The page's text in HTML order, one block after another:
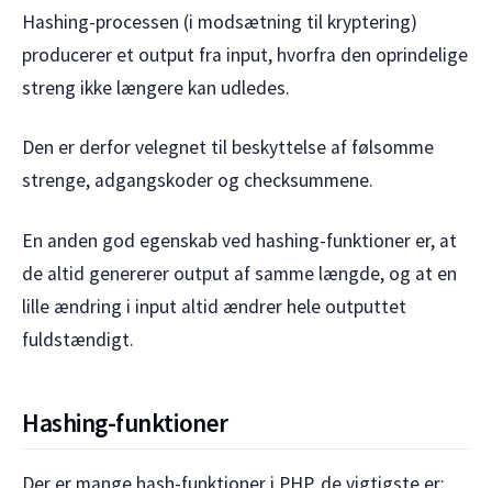
Hashing-processen (i modsætning til kryptering)
producerer et output fra input, hvorfra den oprindelige
streng ikke længere kan udledes.
Den er derfor velegnet til beskyttelse af følsomme
strenge, adgangskoder og checksummene.
En anden god egenskab ved hashing-funktioner er, at
de altid genererer output af samme længde, og at en
lille ændring i input altid ændrer hele outputtet
fuldstændigt.
Hashing-funktioner
Der er mange hash-funktioner i PHP, de vigtigste er: